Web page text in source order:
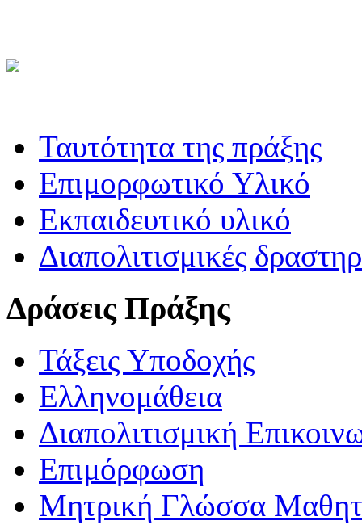
Ταυτότητα της πράξης
Επιμορφωτικό Υλικό
Εκπαιδευτικό υλικό
Διαπολιτισμικές
Δράσεις Πράξης
Τάξεις Υποδοχής
Ελληνομάθεια
Διαπολιτισμική
Επιμόρφωση
Μητρική Γλώσσα